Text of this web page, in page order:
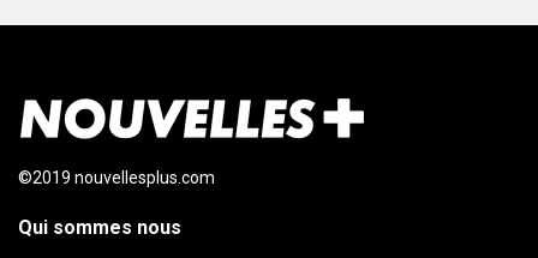
©2019 nouvellesplus.com
Qui sommes nous